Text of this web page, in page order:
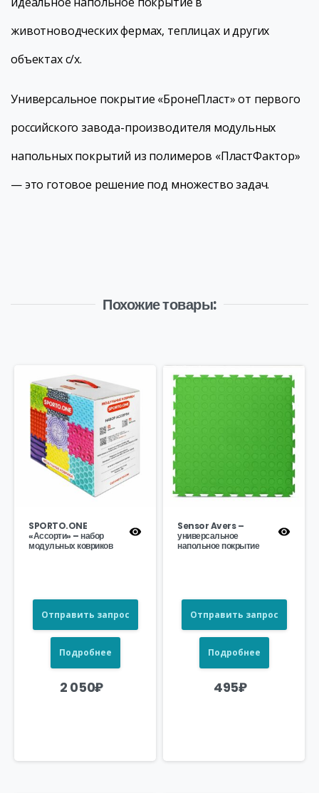
животноводческих фермах, теплицах и других
объектах с/х.
Универсальное покрытие «БронеПласт» от первого
российского завода-производителя модульных
напольных покрытий из полимеров «ПластФактор»
— это готовое решение под множество задач.
Похожие товары:
SPORTO.ONE
«Ассорти» – набор
модульных ковриков
Отправить запрос
Подробнее
2 050₽
Sensor Avers –
универсальное
напольное покрытие
Отправить запрос
Подробнее
495₽